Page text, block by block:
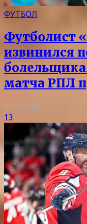
ФУТБОЛ
Футболист
извинился
матча РПЛ
08.08.2026
13